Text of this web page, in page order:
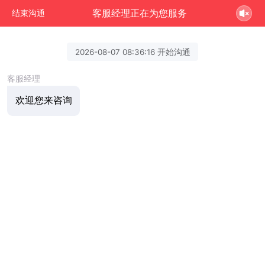
结束沟通 客服经理正在为您服务
2026-08-07 08:36:16 开始沟通
客服经理
欢迎您来咨询